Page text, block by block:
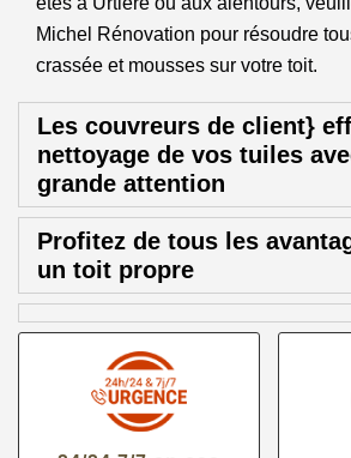
Michel Rénovation pour résoudre
crassée et mousses sur votre toit.
Les couvreurs de client}
nettoyage de vos tuiles
grande attention
Profitez de tous les
un toit propre